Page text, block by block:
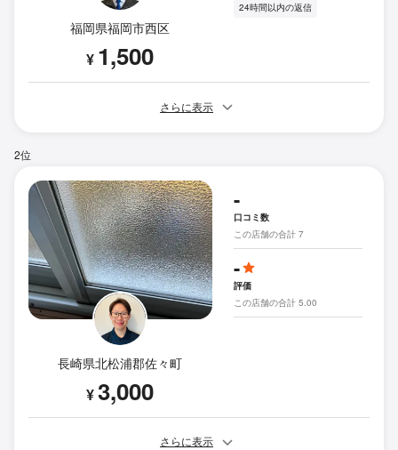
福岡県福岡市西区
¥ 1,500
24時間以内の返信
さらに表示
2位
長崎県北松浦郡佐々町
¥3,000
-
口コミ数
この店舗の合計 7
-
評価
この店舗の合計 5.00
さらに表示